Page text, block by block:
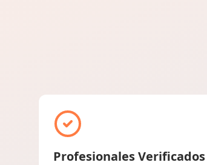
Profesionales Verificados